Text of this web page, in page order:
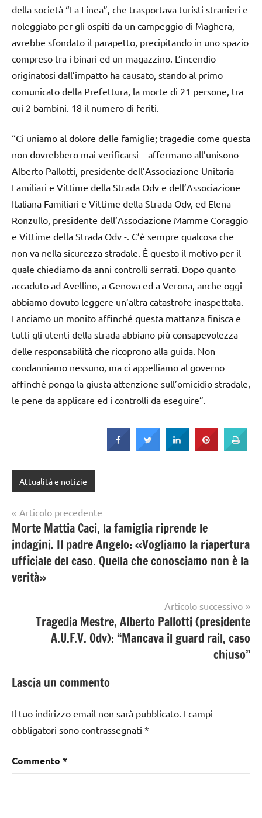
della società “La Linea”, che trasportava turisti stranieri e
noleggiato per gli ospiti da un campeggio di Maghera,
avrebbe sfondato il parapetto, precipitando in uno spazio
compreso tra i binari ed un magazzino. L’incendio
originatosi dall’impatto ha causato, stando al primo
comunicato della Prefettura, la morte di 21 persone, tra
cui 2 bambini. 18 il numero di feriti.
“Ci uniamo al dolore delle famiglie; tragedie come questa
non dovrebbero mai verificarsi – affermano all’unisono
Alberto Pallotti, presidente dell’Associazione Unitaria
Familiari e Vittime della Strada Odv e dell’Associazione
Italiana Familiari e Vittime della Strada Odv, ed Elena
Ronzullo, presidente dell’Associazione Mamme Coraggio
e Vittime della Strada Odv -. C’è sempre qualcosa che
non va nella sicurezza stradale. È questo il motivo per il
quale chiediamo da anni controlli serrati. Dopo quanto
accaduto ad Avellino, a Genova ed a Verona, anche oggi
abbiamo dovuto leggere un’altra catastrofe inaspettata.
Lanciamo un monito affinché questa mattanza finisca e
tutti gli utenti della strada abbiano più consapevolezza
delle responsabilità che ricoprono alla guida. Non
condanniamo nessuno, ma ci appelliamo al governo
affinché ponga la giusta attenzione sull’omicidio stradale,
le pene da applicare ed i controlli da eseguire”.
Attualità e notizie
Navigazione
articoli
Articolo precedente
Morte Mattia Caci, la famiglia riprende le
indagini. Il padre Angelo: «Vogliamo la riapertura
ufficiale del caso. Quella che conosciamo non è la
verità»
Articolo successivo
Tragedia Mestre, Alberto Pallotti (presidente
A.U.F.V. Odv): “Mancava il guard rail, caso
chiuso”
Lascia un commento
Il tuo indirizzo email non sarà pubblicato. I campi
obbligatori sono contrassegnati *
Commento *